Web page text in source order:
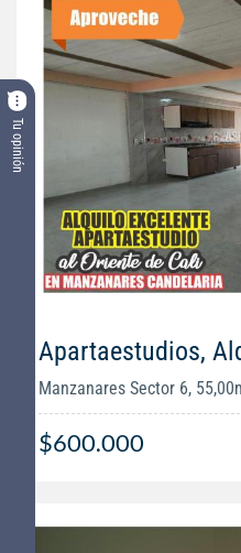
Tu opinión
Apartaestudios,
Manzanares Sector 6,
$600.000